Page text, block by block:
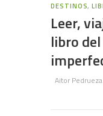
DESTINOS,
Leer,
libro
Aitor Pedrueza